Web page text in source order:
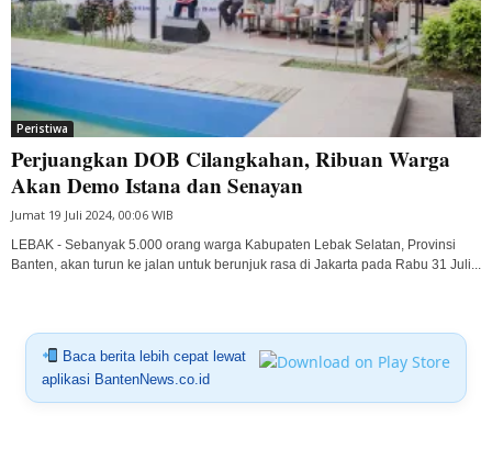
Peristiwa
Perjuangkan DOB Cilangkahan, Ribuan Warga
Akan Demo Istana dan Senayan
Jumat 19 Juli 2024, 00:06 WIB
LEBAK - Sebanyak 5.000 orang warga Kabupaten Lebak Selatan, Provinsi
Banten, akan turun ke jalan untuk berunjuk rasa di Jakarta pada Rabu 31 Juli...
Baca berita lebih cepat lewat
aplikasi BantenNews.co.id